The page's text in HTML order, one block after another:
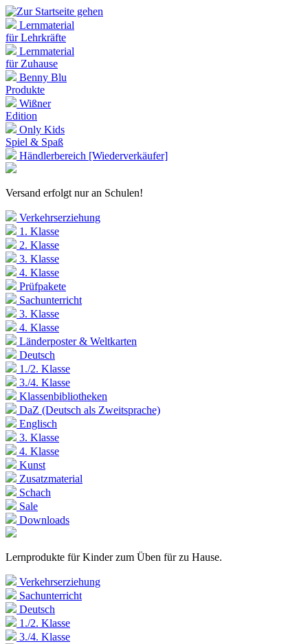
Lernmaterial
für Lehrkräfte
Lernmaterial
für Zuhause
Benny Blu
Produkte
Wißner
Edition
Only Kids
Spiel & Spaß
Händlerbereich [Wiederverkäufer]
Versand erfolgt nur an Schulen!
Verkehrserziehung
1. Klasse
2. Klasse
3. Klasse
4. Klasse
Prüfpakete
Sachunterricht
3. Klasse
4. Klasse
Länderposter & Weltkarten
Deutsch
1./2. Klasse
3./4. Klasse
Klassenbibliotheken
DaZ (Deutsch als Zweitsprache)
Englisch
3. Klasse
4. Klasse
Kunst
Zusatzmaterial
Schach
Sale
Downloads
Lernprodukte für Kinder zum Üben für zu Hause.
Verkehrserziehung
Sachunterricht
Deutsch
1./2. Klasse
3./4. Klasse